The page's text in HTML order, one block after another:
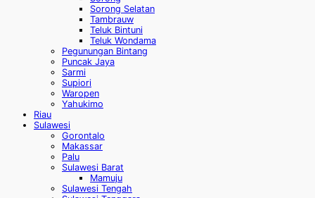
Sorong Selatan
Tambrauw
Teluk Bintuni
Teluk Wondama
Pegunungan Bintang
Puncak Jaya
Sarmi
Supiori
Waropen
Yahukimo
Riau
Sulawesi
Gorontalo
Makassar
Palu
Sulawesi Barat
Mamuju
Sulawesi Tengah